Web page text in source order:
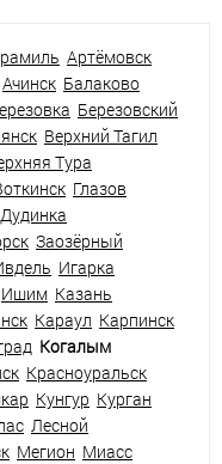
Артёмовск
Ачинск Балаково
Березовский
Верхний Тагил
Тура
Глазов
Дудинка
Заозёрный
Игарка
Ишим Казань
Караул Карпинск
Когалым
Красноуральск
Кунгур Курган
Лесной
Мегион Миасс